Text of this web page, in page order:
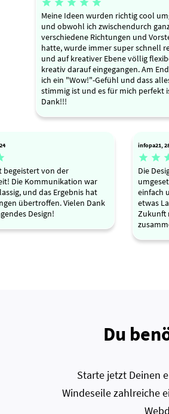
Meine Ideen wurden richtig cool
und obwohl ich zwischendurch
verschiedene Richtungen und
hatte, wurde immer super schnell
und auf kreativer Ebene völlig
kreativ darauf eingegangen. Am
ich ein "Wow!"-Gefühl und dass
stimmig ist und es für mich perfekt
Dank!!!
begeistert von der
Die Kommunikation war
und das Ergebnis hat
übertroffen. Vielen Dank
Design!
infopa21,
 
Die
einfach
etwas
Zukunft
Du
Starte jetzt Deinen
Windeseile zahlreiche